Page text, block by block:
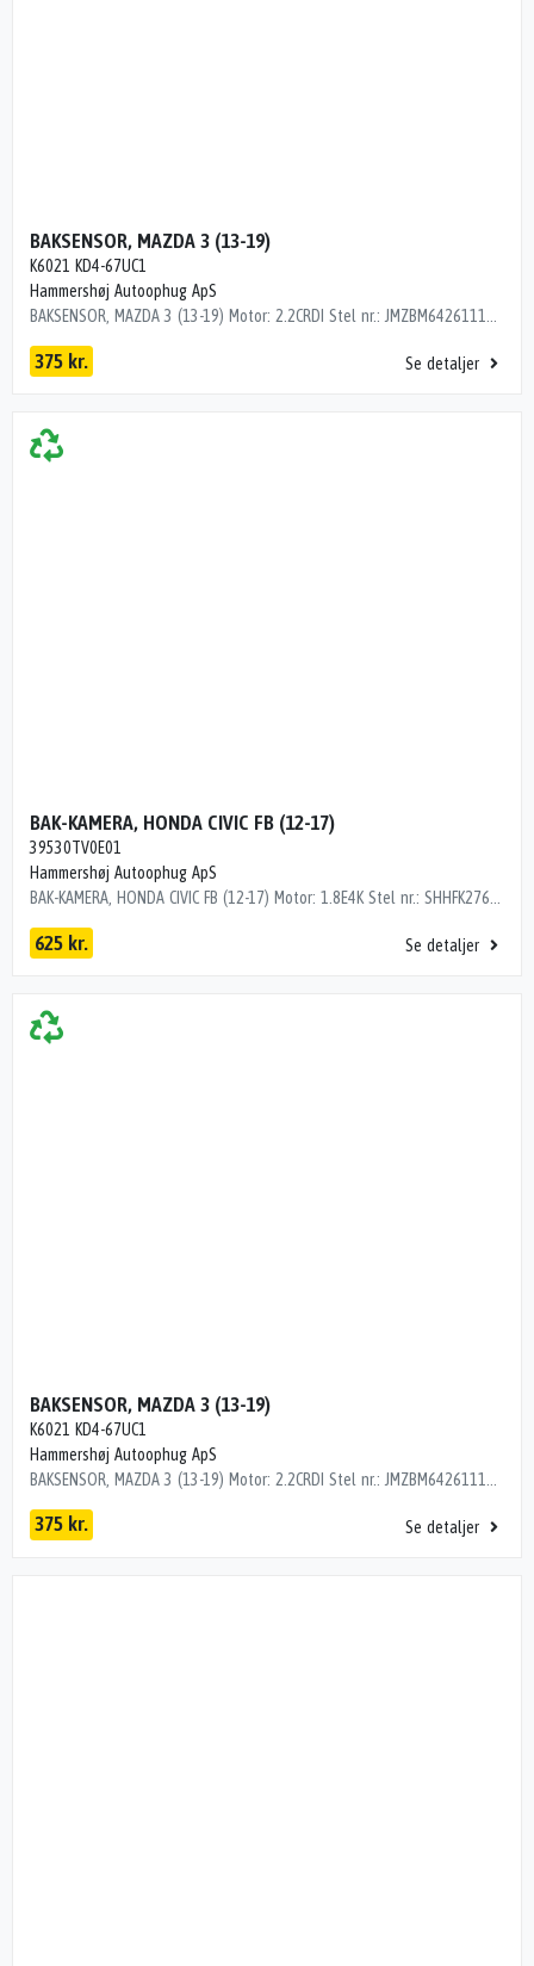
BAKSENSOR, MAZDA 3 (13-19)
K6021 KD4-67UC1
Hammershøj Autoophug ApS
375 kr. Se detaljer
BAK-KAMERA, HONDA CIVIC FB (12-17)
39530TV0E01
Hammershøj Autoophug ApS
625 kr. Se detaljer
BAKSENSOR, MAZDA 3 (13-19)
K6021 KD4-67UC1
Hammershøj Autoophug ApS
375 kr. Se detaljer